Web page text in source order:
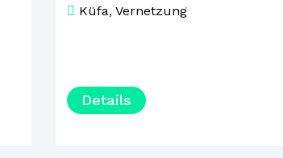
Küfa, Vernetzung
Details